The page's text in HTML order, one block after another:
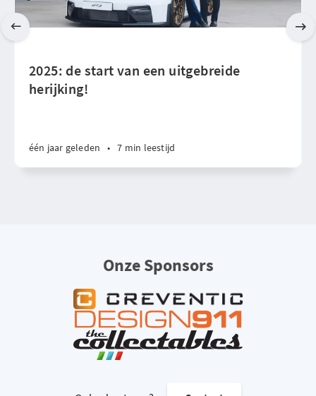
2025: de start van een uitgebreide
herijking!
één jaar geleden • 7 min leestijd
Onze Sponsors